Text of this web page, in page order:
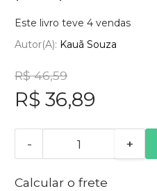
Este livro teve 4 vendas
Autor(a): Kauã Souza
R$ 46,59
R$ 36,89
- +
Calcular o frete